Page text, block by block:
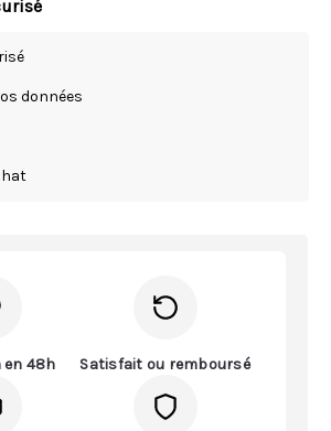
données
en 48h Satisfait ou remboursé